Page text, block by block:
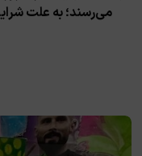
می‌رسند؛به علت